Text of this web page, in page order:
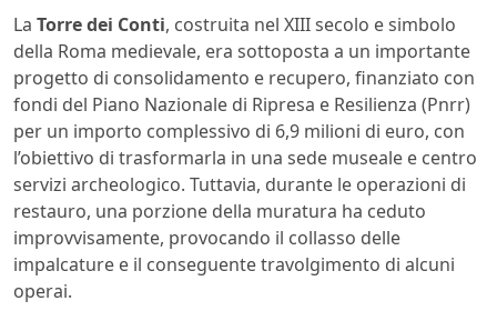
La Torre dei Conti, costruita nel XIII secolo e simbolo
della Roma medievale, era sottoposta a un importante
progetto di consolidamento e recupero, finanziato con
fondi del Piano Nazionale di Ripresa e Resilienza (Pnrr)
per un importo complessivo di 6,9 milioni di euro, con
l’obiettivo di trasformarla in una sede museale e centro
servizi archeologico. Tuttavia, durante le operazioni di
restauro, una porzione della muratura ha ceduto
improvvisamente, provocando il collasso delle
impalcature e il conseguente travolgimento di alcuni
operai.